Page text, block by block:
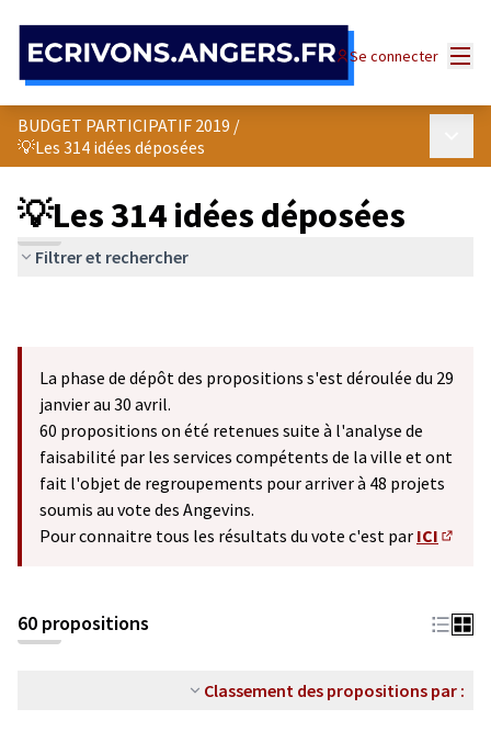
Se connecter
BUDGET PARTICIPATIF 2019 /
💡Les 314 idées déposées
💡Les 314 idées déposées
Filtrer et rechercher
La phase de dépôt des propositions s'est déroulée du 29
janvier au 30 avril.
60 propositions on été retenues suite à l'analyse de
faisabilité par les services compétents de la ville et ont
fait l'objet de regroupements pour arriver à 48 projets
soumis au vote des Angevins.
Pour connaitre tous les résultats du vote c'est par ICI
60 propositions
Classement des propositions par :